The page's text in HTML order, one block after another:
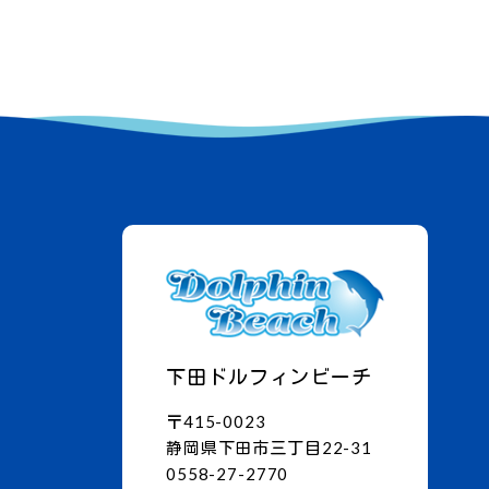
下田ドルフィンビーチ
〒415-0023
静岡県下田市三丁目22-31
0558-27-2770